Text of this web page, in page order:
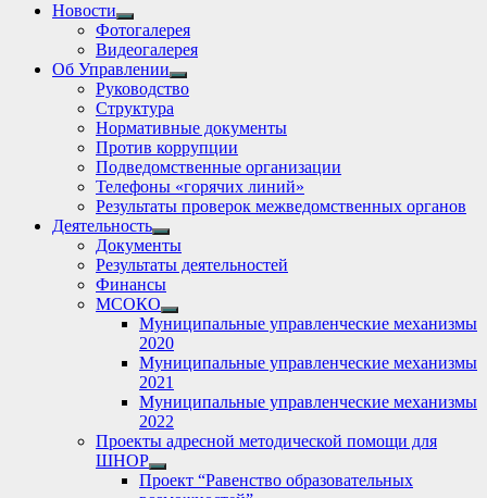
Новости
Show
sub
menu
Фотогалерея
Видеогалерея
Об Управлении
Show
sub
Руководство
Структура
Нормативные документы
Против коррупции
Подведомственные организации
Телефоны «горячих линий»
Результаты проверок межведомственных органов
Деятельность
Show
sub
menu
Документы
Результаты деятельностей
Финансы
МСОКО
Show
sub
menu
Муниципальные управленческие механизмы
2020
Муниципальные управленческие механизмы
2021
Муниципальные управленческие механизмы
2022
Проекты адресной методической помощи для
ШНОР
Show
sub
Проект “Равенство образовательных